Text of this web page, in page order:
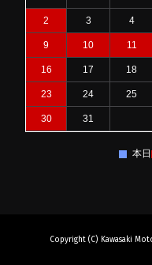
2 3 4
9 10 11
16 17 18
23 24 25
30 31
本日
Copyright (C) Kawasaki